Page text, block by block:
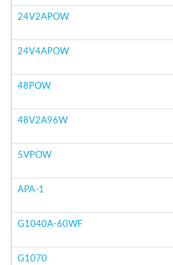
24V2APOW
24V4APOW
48POW
48V2A96W
5VPOW
APA-1
G1040A-60WF
G1070